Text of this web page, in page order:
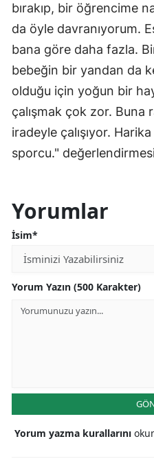
bırakıp, bir öğrencime
da öyle davranıyorum.
bana göre daha fazla.
bebeğin bir yandan da
olduğu için yoğun bir
çalışmak çok zor. Buna
iradeyle çalışıyor.
sporcu."
Yorumlar
İsim*
Yorum Yazın (500 Karakter)
Yorum yazma kurallarını